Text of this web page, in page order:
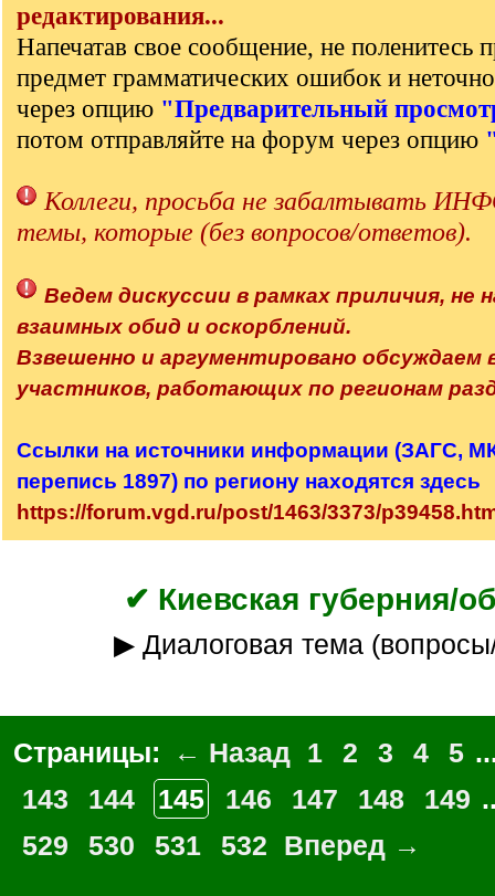
редактирования...
Напечатав свое сообщение, не поленитесь
предмет грамматических ошибок и
через опцию "Предварительный
потом отправляйте на форум через опцию
Коллеги, просьба не забалтывать
темы, которые (без вопросов/ответов).
Ведем дискуссии в рамках приличия, не
взаимных обид и оскорблений.
Взвешенно и аргументировано
участников, работающих по регионам
Ссылки на источники информации (ЗАГС,
перепись 1897) по региону находятся здесь
https://forum.vgd.ru/post/1463/3373/
✔ Киевская губерния/
▶ Диалоговая тема
Страницы: ← Назад 1 2 3 4 5
143
144 145 146 147 148 149
529
530 531 532 Вперед →